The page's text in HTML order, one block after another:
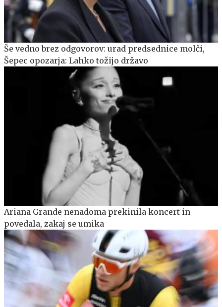
Še vedno brez odgovorov: urad predsednice molči,
Šepec opozarja: Lahko tožijo državo
Ariana Grande nenadoma prekinila koncert in
povedala, zakaj se umika